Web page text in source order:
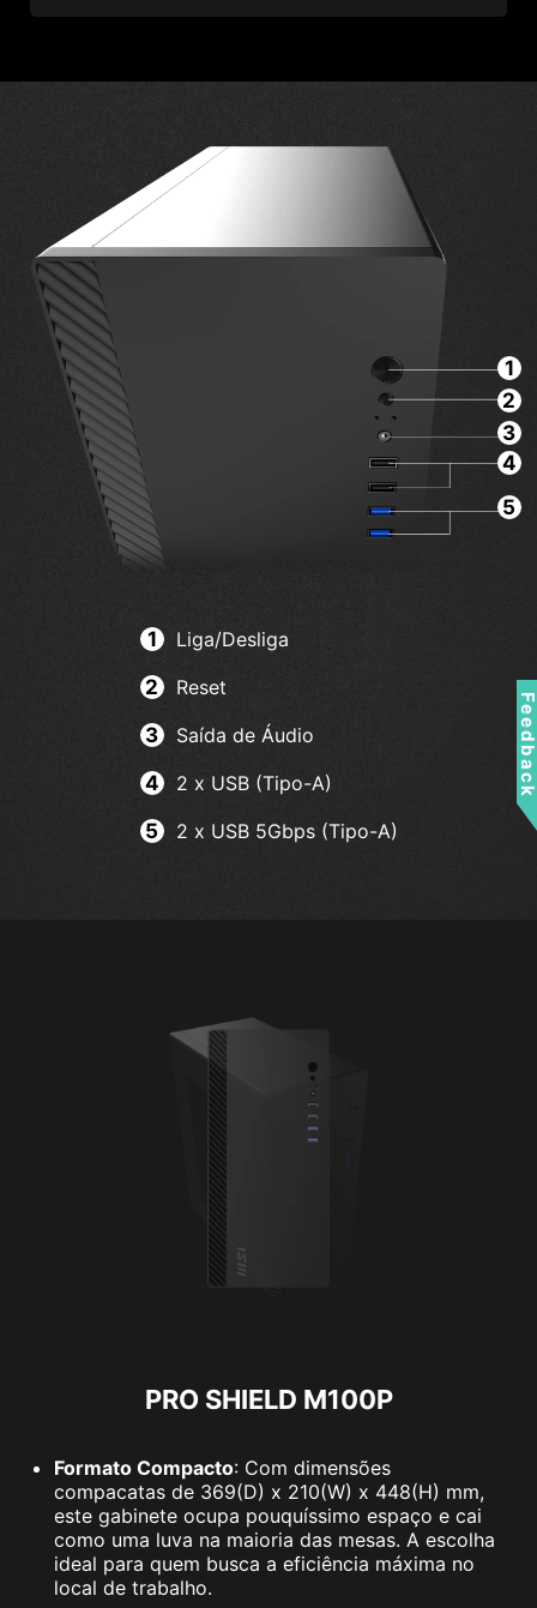
1
2
3
4
5
Liga/Desliga
Reset
Saída de Áudio
2 x USB (Tipo-A)
2 x USB 5Gbps (Tipo-A)
PRO SHIELD M100P
Formato Compacto: Com dimensões
compacatas de 369(D) x 210(W) x 448(H) mm,
este gabinete ocupa pouquíssimo espaço e cai
como uma luva na maioria das mesas. A escolha
ideal para quem busca a eficiência máxima no
local de trabalho.